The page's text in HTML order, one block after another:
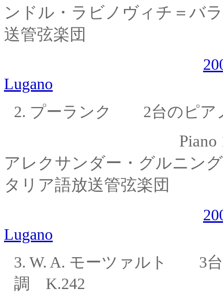
ンドル・ ラビノヴィチ＝バ
送管弦楽団
Lugano
2. プーランク 2台のピア
アレクサンダー・グルニング
タリア語放送管弦楽団
Lugano
3. W. A. モーツァルト 3
調 K.242